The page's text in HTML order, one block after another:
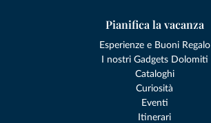
Pianifica la vacanza
Esperienze e Buoni Regalo
I nostri Gadgets Dolomiti
Cataloghi
Curiosità
Eventi
Itinerari